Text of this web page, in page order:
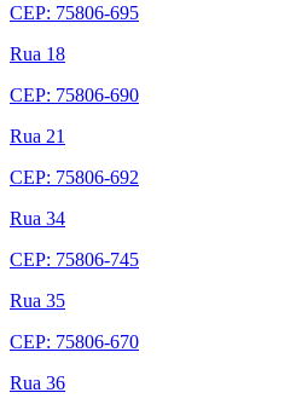
CEP: 75806-695
Rua 18
CEP: 75806-690
Rua 21
CEP: 75806-692
Rua 34
CEP: 75806-745
Rua 35
CEP: 75806-670
Rua 36